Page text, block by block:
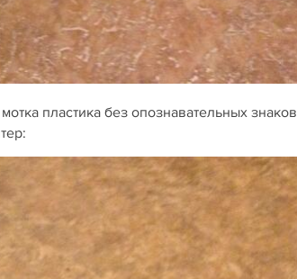
пластика без опознавательных знаков